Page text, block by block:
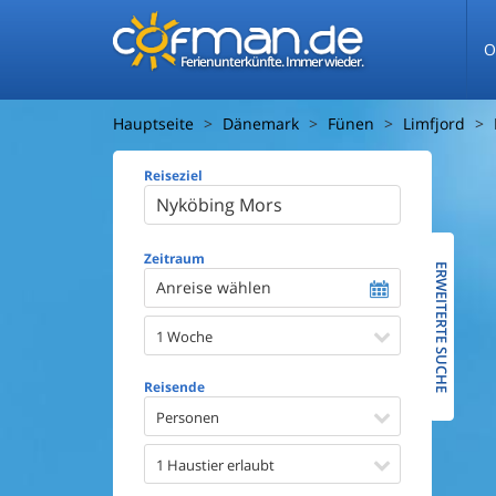
Ferienunterkünfte. Immer wieder.
Hauptseite Dänemark Fünen Limfjord
Reiseziel
Zeitraum
Anreise wählen
1 Woche
Reisende
Personen
1 Haustier erlaubt
Ausstattung
Whirlpool
ERWEITERTE SUCHE